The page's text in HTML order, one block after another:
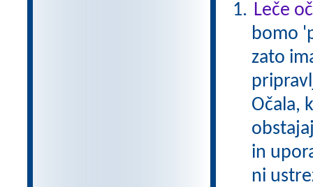
Leče
bomo
zato
Očala,
in
ni